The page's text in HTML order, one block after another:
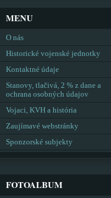
MENU
O nás
Historické vojenské jednotky
Kontaktné údaje
Stanovy, tlačivá, 2 % z dane a
ochrana osobných údajov
Vojaci, KVH a história
Zaujímavé webstránky
Sponzorské subjekty
FOTOALBUM